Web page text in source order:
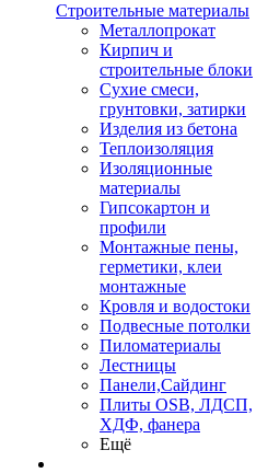
Строительные материалы
Металлопрокат
Кирпич и
строительные блоки
Сухие смеси,
грунтовки, затирки
Изделия из бетона
Теплоизоляция
Изоляционные
материалы
Гипсокартон и
профили
Монтажные пены,
герметики, клеи
монтажные
Кровля и водостоки
Подвесные потолки
Пиломатериалы
Лестницы
Панели,Сайдинг
Плиты OSB, ЛДСП,
ХДФ, фанера
Ещё